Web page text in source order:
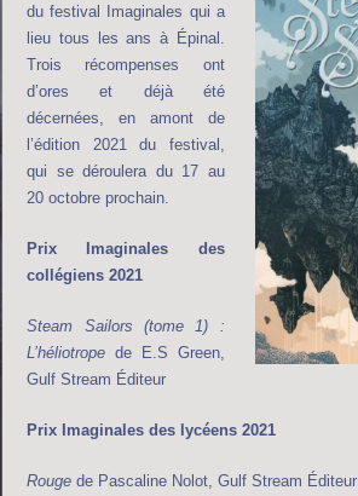
du festival Imaginales qui a
lieu tous les ans à Épinal.
Trois récompenses ont
d’ores et déjà été
décernées, en amont de
l’édition 2021 du festival,
qui se déroulera du 17 au
20 octobre prochain.
Prix Imaginales des
collégiens 2021
Steam Sailors (tome 1) :
L’héliotrope de E.S Green,
Gulf Stream Éditeur
Prix Imaginales des lycéens 2021
Rouge de Pascaline Nolot, Gulf Stream Éditeur